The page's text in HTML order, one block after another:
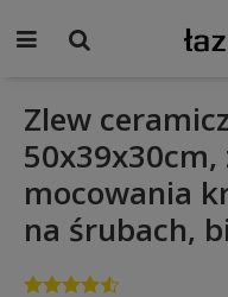
Zlew
mocowania
na śrubach,